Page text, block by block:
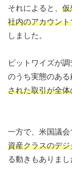
それによると、 仮
社内のアカウン
しました。
ビットワイズが
のうち実態のある
された取引が全
一方で、米国議
資産クラスのデ
る動きもありまし